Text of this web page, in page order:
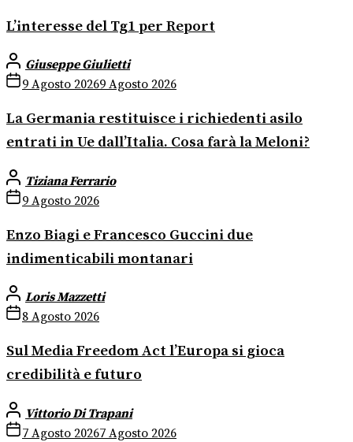
L’interesse del Tg1 per Report
Giuseppe Giulietti
9 Agosto 20269 Agosto 2026
La Germania restituisce i richiedenti asilo
entrati in Ue dall’Italia. Cosa farà la Meloni?
Tiziana Ferrario
9 Agosto 2026
Enzo Biagi e Francesco Guccini due
indimenticabili montanari
Loris Mazzetti
8 Agosto 2026
Sul Media Freedom Act l’Europa si gioca
credibilità e futuro
Vittorio Di Trapani
7 Agosto 20267 Agosto 2026